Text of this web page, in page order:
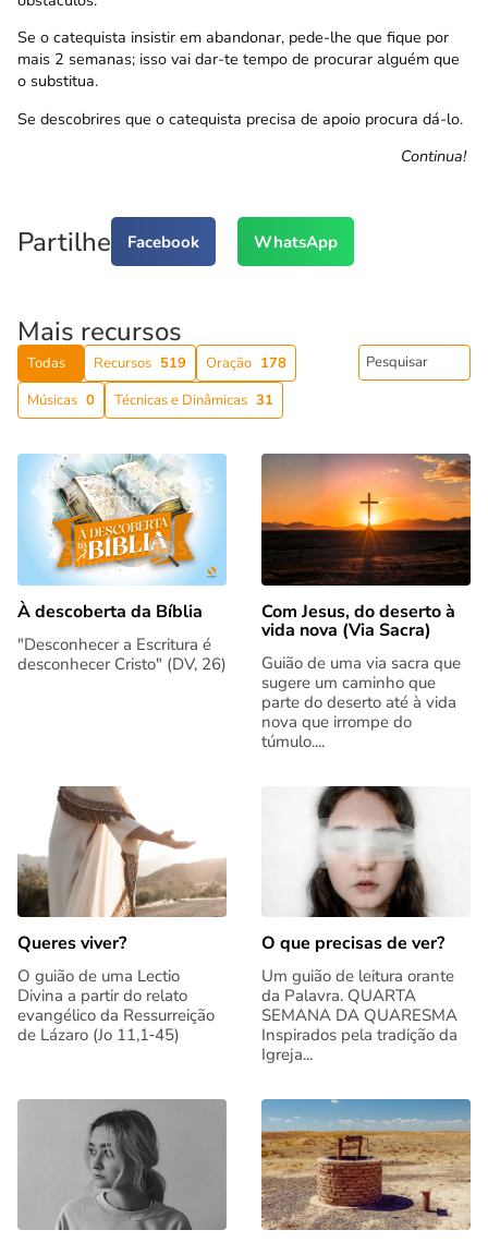
Se o catequista insistir em abandonar, pede-lhe que fique por
mais 2 semanas; isso vai dar-te tempo de procurar alguém que
o substitua.
Se descobrires que o catequista precisa de apoio procura dá-lo.
Continua!
Partilhe Facebook WhatsApp
Mais recursos
Todas Recursos 519 Oração 178
Músicas 0 Técnicas e Dinâmicas 31
À descoberta da Bíblia
"Desconhecer a Escritura é
desconhecer Cristo" (DV, 26)
Com Jesus, do deserto à
vida nova (Via Sacra)
Guião de uma via sacra que
sugere um caminho que
parte do deserto até à vida
nova que irrompe do
túmulo....
Queres viver?
O guião de uma Lectio
Divina a partir do relato
evangélico da Ressurreição
de Lázaro (Jo 11,1‑45)
O que precisas de ver?
Um guião de leitura orante
da Palavra. QUARTA
SEMANA DA QUARESMA
Inspirados pela tradição da
Igreja...